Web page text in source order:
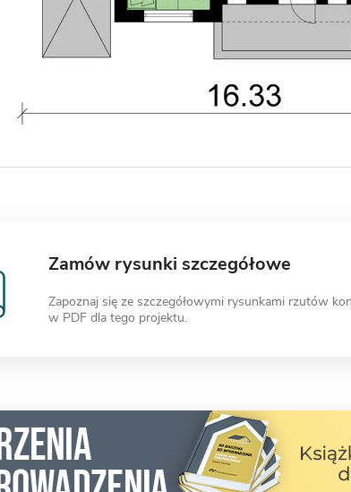
Zamów rysunki szczegółowe
Zapoznaj się ze szczegółowymi rysunkami rzutów
w PDF dla tego projektu.